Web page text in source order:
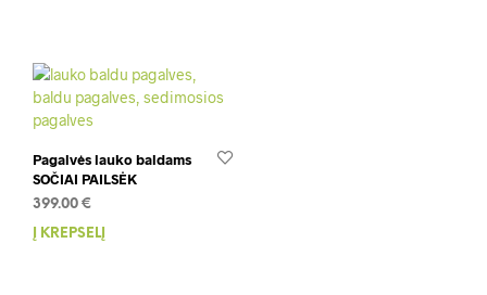
Pagalvės lauko baldams
SOČIAI PAILSĖK
399.00 €
Į KREPŠELĮ